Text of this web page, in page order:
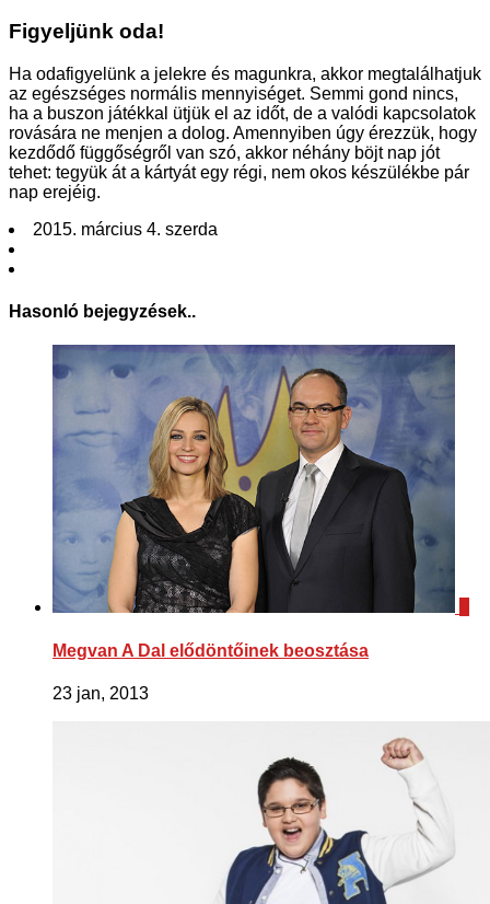
Figyeljünk oda!
Ha odafigyelünk a jelekre és magunkra, akkor megtalálhatjuk
az egészséges normális mennyiséget. Semmi gond nincs,
ha a buszon játékkal ütjük el az időt, de a valódi kapcsolatok
rovására ne menjen a dolog. Amennyiben úgy érezzük, hogy
kezdődő függőségről van szó, akkor néhány böjt nap jót
tehet: tegyük át a kártyát egy régi, nem okos készülékbe pár
nap erejéig.
2015. március 4. szerda
Hasonló bejegyzések..
Megvan A Dal elődöntőinek beosztása
23 jan, 2013